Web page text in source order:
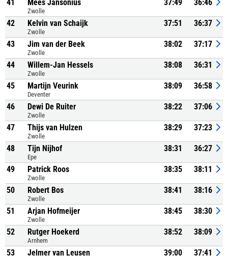
41 Mees Jansonius
Zwolle
37:49 36:46
42 Kelvin van Schaijk
Zwolle
37:51 36:37
43 Jim van der Beek
Zwolle
38:02 37:17
44 Willem-Jan Hessels
Zwolle
38:08 36:31
45 Martijn Veurink
Deventer
38:09 36:58
46 Dewi De Ruiter
Zwolle
38:22 37:06
47 Thijs van Hulzen
Zwolle
38:29 37:23
48 Tijn Nijhof
Epe
38:31 36:27
49 Patrick Roos
Zwolle
38:35 38:11
50 Robert Bos
Zwolle
38:41 38:16
51 Arjan Hofmeijer
Zwolle
38:45 38:30
52 Rutger Hoekerd
Arnhem
38:52 38:09
53 Jelmer van Leusen 39:00 37:41